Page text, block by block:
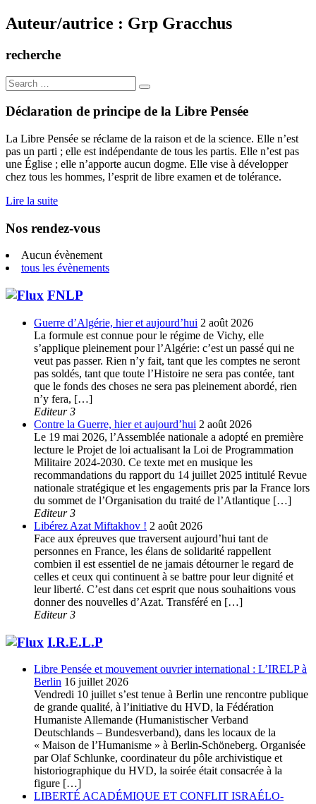
Auteur/autrice : Grp Gracchus
recherche
Search
for:
Déclaration de principe de la Libre Pensée
La Libre Pensée se réclame de la raison et de la science. Elle n’est
pas un parti ; elle est indépendante de tous les partis. Elle n’est pas
une Église ; elle n’apporte aucun dogme. Elle vise à développer
chez tous les hommes, l’esprit de libre examen et de tolérance.
Lire la suite
Nos rendez-vous
Aucun évènement
tous les évènements
FNLP
Guerre d’Algérie, hier et aujourd’hui 2 août 2026
La formule est connue pour le régime de Vichy, elle
s’applique pleinement pour l’Algérie: c’est un passé qui ne
veut pas passer. Rien n’y fait, tant que les comptes ne seront
pas soldés, tant que toute l’Histoire ne sera pas contée, tant
que le fonds des choses ne sera pas pleinement abordé, rien
n’y fera, […]
Editeur 3
Contre la Guerre, hier et aujourd’hui 2 août 2026
Le 19 mai 2026, l’Assemblée nationale a adopté en première
lecture le Projet de loi actualisant la Loi de Programmation
Militaire 2024-2030. Ce texte met en musique les
recommandations du rapport du 14 juillet 2025 intitulé Revue
nationale stratégique et les engagements pris par la France lors
du sommet de l’Organisation du traité de l’Atlantique […]
Editeur 3
Libérez Azat Miftakhov ! 2 août 2026
Face aux épreuves que traversent aujourd’hui tant de
personnes en France, les élans de solidarité rappellent
combien il est essentiel de ne jamais détourner le regard de
celles et ceux qui continuent à se battre pour leur dignité et
leur liberté. C’est dans cet esprit que nous souhaitions vous
donner des nouvelles d’Azat. Transféré en […]
Editeur 3
I.R.E.L.P
Libre Pensée et mouvement ouvrier international : L’IRELP à
Berlin 16 juillet 2026
Vendredi 10 juillet s’est tenue à Berlin une rencontre publique
de grande qualité, à l’initiative du HVD, la Fédération
Humaniste Allemande (Humanistischer Verband
Deutschlands – Bundesverband), dans les locaux de la
« Maison de l’Humanisme » à Berlin-Schöneberg. Organisée
par Olaf Schlunke, coordinateur du pôle archivistique et
historiographique du HVD, la soirée était consacrée à la
figure […]
LIBERTÉ ACADÉMIQUE ET CONFLIT ISRAÉLO-